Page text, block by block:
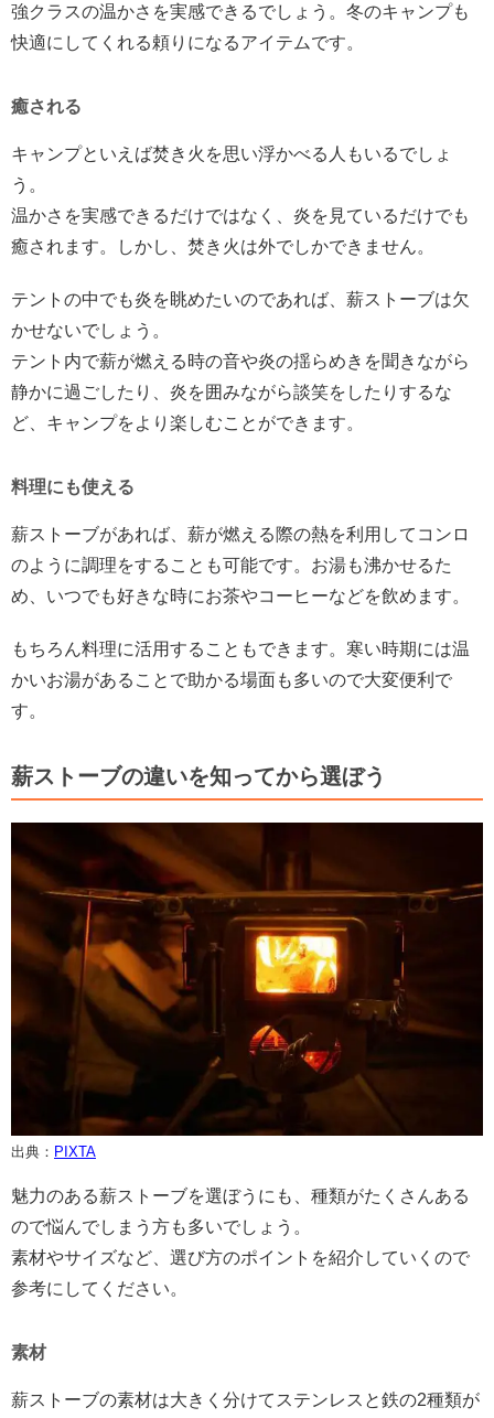
強クラスの温かさを実感できるでしょう。冬のキャンプも
快適にしてくれる頼りになるアイテムです。
癒される
キャンプといえば焚き火を思い浮かべる人もいるでしょ
う。
温かさを実感できるだけではなく、炎を見ているだけでも
癒されます。しかし、焚き火は外でしかできません。
テントの中でも炎を眺めたいのであれば、薪ストーブは欠
かせないでしょう。
テント内で薪が燃える時の音や炎の揺らめきを聞きながら
静かに過ごしたり、炎を囲みながら談笑をしたりするな
ど、キャンプをより楽しむことができます。
料理にも使える
薪ストーブがあれば、薪が燃える際の熱を利用してコンロ
のように調理をすることも可能です。お湯も沸かせるた
め、いつでも好きな時にお茶やコーヒーなどを飲めます。
もちろん料理に活用することもできます。寒い時期には温
かいお湯があることで助かる場面も多いので大変便利で
す。
薪ストーブの違いを知ってから選ぼう
出典： PIXTA
魅力のある薪ストーブを選ぼうにも、種類がたくさんある
ので悩んでしまう方も多いでしょう。
素材やサイズなど、選び方のポイントを紹介していくので
参考にしてください。
素材
薪ストーブの素材は大きく分けてステンレスと鉄の2種類が